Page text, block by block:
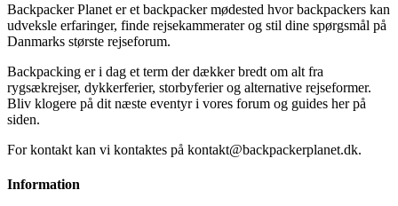
Backpacker Planet er et backpacker mødested hvor backpackers kan
udveksle erfaringer, finde rejsekammerater og stil dine spørgsmål på
Danmarks største rejseforum.
Backpacking er i dag et term der dækker bredt om alt fra
rygsækrejser, dykkerferier, storbyferier og alternative rejseformer.
Bliv klogere på dit næste eventyr i vores forum og guides her på
siden.
For kontakt kan vi kontaktes på kontakt@backpackerplanet.dk.
Information